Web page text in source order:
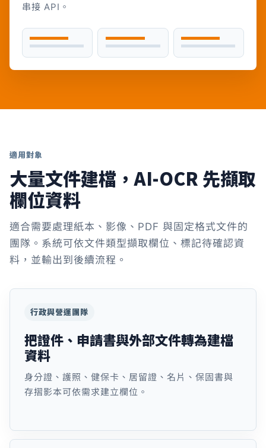
串接 API。
適用對象
大量文件建檔，AI-OCR 先擷取
欄位資料
適合需要處理紙本、影像、PDF 與固定格式文件的
團隊。系統可依文件類型擷取欄位、標記待確認資
料，並輸出到後續流程。
行政與營運團隊
把證件、申請書與外部文件轉為建檔
資料
身分證、護照、健保卡、居留證、名片、保固書與
存摺影本可依需求建立欄位。